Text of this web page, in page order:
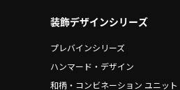
装飾デザインシリーズ
プレバインシリーズ
ハンマード・デザイン
和柄・コンビネーション ユニット